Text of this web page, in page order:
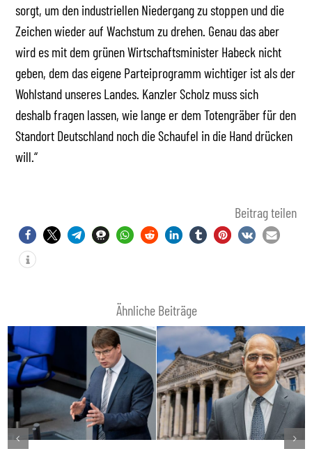
sorgt, um den industriellen Niedergang zu stoppen und die
Zeichen wieder auf Wachstum zu drehen. Genau das aber
wird es mit dem grünen Wirtschaftsminister Habeck nicht
geben, dem das eigene Parteiprogramm wichtiger ist als der
Wohlstand unseres Landes. Kanzler Scholz muss sich
deshalb fragen lassen, wie lange er dem Totengräber für den
Standort Deutschland noch die Schaufel in die Hand drücken
will.“
Beitrag teilen
Ähnliche Beiträge